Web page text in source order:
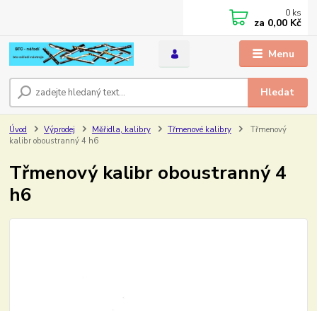
Menu
Hledat
0 ks
za 0,00 Kč
Úvod Výprodej Měřidla, kalibry Třmenové kalibry
Třmenový
kalibr oboustranný 4 h6
Třmenový kalibr oboustranný 4
h6